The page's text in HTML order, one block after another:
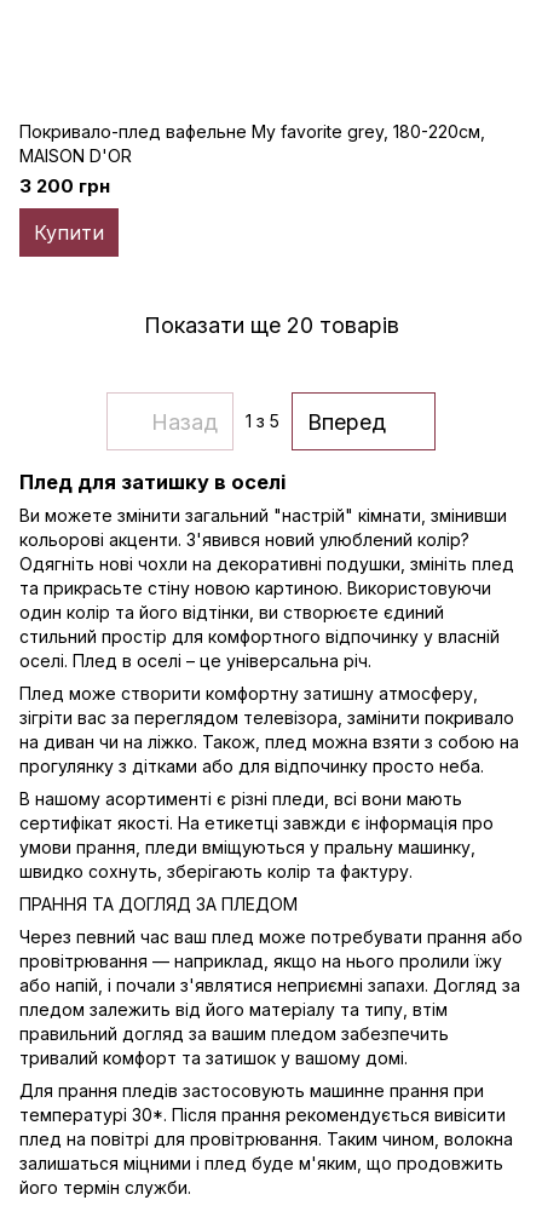
Покривало-плед вафельне My favorite grey, 180-220см,
MAISON D'OR
3 200 грн
Купити
Показати ще 20 товарів
Назад 1 з 5 Вперед
Плед для затишку в оселі
Ви можете змінити загальний "настрій" кімнати, змінивши
кольорові акценти. З'явився новий улюблений колір?
Одягніть нові чохли на декоративні подушки, змініть плед
та прикрасьте стіну новою картиною. Використовуючи
один колір та його відтінки, ви створюєте єдиний
стильний простір для комфортного відпочинку у власній
оселі. Плед в оселі – це універсальна річ.
Плед може створити комфортну затишну атмосферу,
зігріти вас за переглядом телевізора, замінити покривало
на диван чи на ліжко. Також, плед можна взяти з собою на
прогулянку з дітками або для відпочинку просто неба.
В нашому асортименті є різні пледи, всі вони мають
сертифікат якості. На етикетці завжди є інформація про
умови прання, пледи вміщуються у пральну машинку,
швидко сохнуть, зберігають колір та фактуру.
ПРАННЯ ТА ДОГЛЯД ЗА ПЛЕДОМ
Через певний час ваш плед може потребувати прання або
провітрювання — наприклад, якщо на нього пролили їжу
або напій, і почали з'являтися неприємні запахи. Догляд за
пледом залежить від його матеріалу та типу, втім
правильний догляд за вашим пледом забезпечить
тривалий комфорт та затишок у вашому домі.
Для прання пледів застосовують машинне прання при
температурі 30*. Після прання рекомендується вивісити
плед на повітрі для провітрювання. Таким чином, волокна
залишаться міцними і плед буде м'яким, що продовжить
його термін служби.